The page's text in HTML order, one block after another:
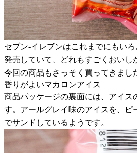
セブン-イレブンはこれまでにもい
発売していて、どれもすごくおいし
今回の商品もさっそく買ってきまし
香りがよいマカロンアイス
商品パッケージの裏面には、アイス
す。アールグレイ味のアイスを、ピ
でサンドしているようです。